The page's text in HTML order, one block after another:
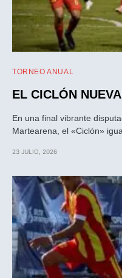
TORNEO ANUAL
EL CICLÓN
En una final vibrante
Martearena, el «Ciclón»
23 JULIO, 2026